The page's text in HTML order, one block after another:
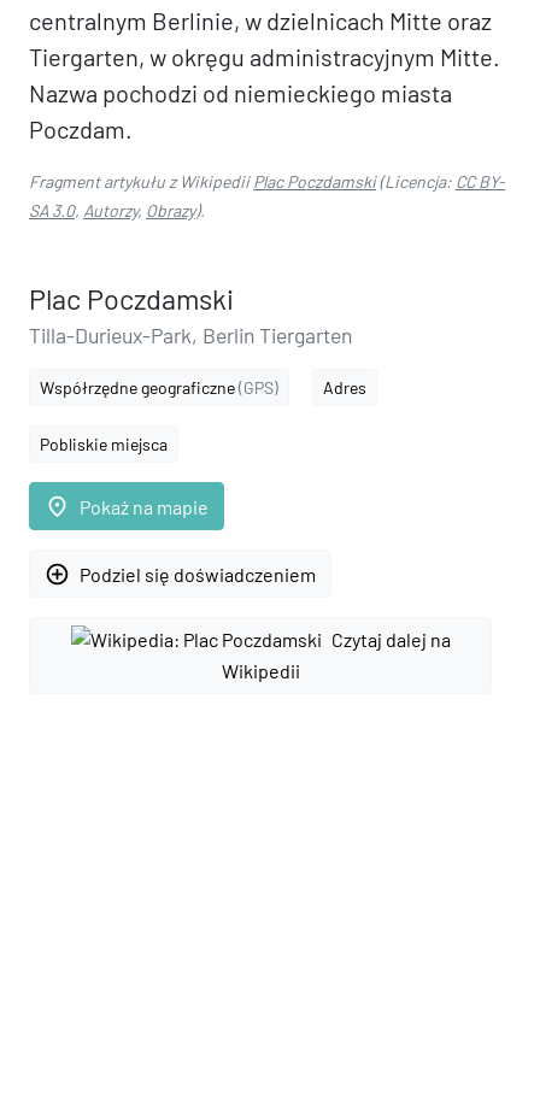
centralnym Berlinie, w dzielnicach Mitte oraz
Tiergarten, w okręgu administracyjnym Mitte.
Nazwa pochodzi od niemieckiego miasta
Poczdam.
Fragment artykułu z WikipediiPlac Poczdamski(Licencja: CC BY-
SA 3.0, Autorzy, Obrazy).
Plac Poczdamski
Tilla-Durieux-Park, Berlin Tiergarten
Współrzędne geograficzne(GPS) Adres
Pobliskie miejsca
place Pokaż na mapie
add_circle_outline Podziel się doświadczeniem
Czytaj dalej na
Wikipedii